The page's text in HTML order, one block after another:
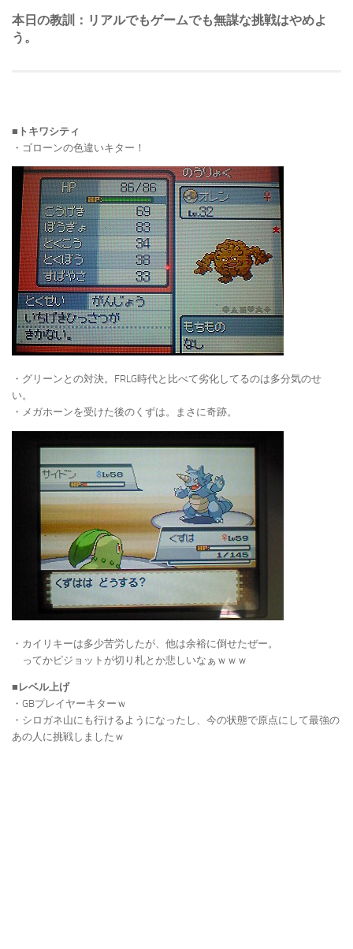
本日の教訓：リアルでもゲームでも無謀な挑戦はやめよ
う。
■トキワシティ
・ゴローンの色違いキター！
・グリーンとの対決。FRLG時代と比べて劣化してるのは多分気のせ
い。
・メガホーンを受けた後のくずは。まさに奇跡。
・カイリキーは多少苦労したが、他は余裕に倒せたぜー。
ってかピジョットが切り札とか悲しいなぁｗｗｗ
■レベル上げ
・GBプレイヤーキターｗ
・シロガネ山にも行けるようになったし、今の状態で原点にして最強の
あの人に挑戦しましたｗ